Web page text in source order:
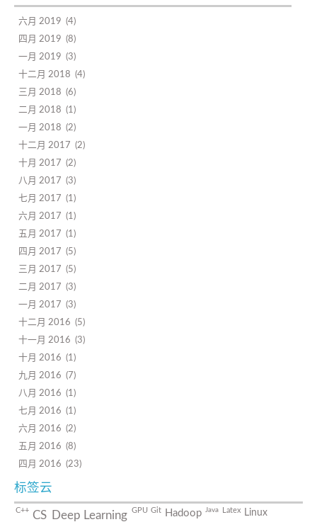
六月 2019 4
四月 2019 8
一月 2019 3
十二月 2018 4
三月 2018 6
二月 2018 1
一月 2018 2
十二月 2017 2
十月 2017 2
八月 2017 3
七月 2017 1
六月 2017 1
五月 2017 1
四月 2017 5
三月 2017 5
二月 2017 3
一月 2017 3
十二月 2016 5
十一月 2016 3
十月 2016 1
九月 2016 7
八月 2016 1
七月 2016 1
六月 2016 2
五月 2016 8
四月 2016 23
标签云
C++ CS Deep Learning GPU Git Hadoop Java Latex Linux